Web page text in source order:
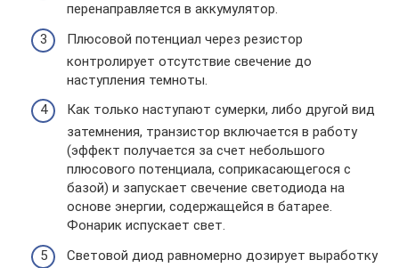
перенаправляется в аккумулятор.
Плюсовой потенциал через резистор
контролирует отсутствие свечение до
наступления темноты.
Как только наступают сумерки, либо другой вид
затемнения, транзистор включается в работу
(эффект получается за счет небольшого
плюсового потенциала, соприкасающегося с
базой) и запускает свечение светодиода на
основе энергии, содержащейся в батарее.
Фонарик испускает свет.
Световой диод равномерно дозирует выработку